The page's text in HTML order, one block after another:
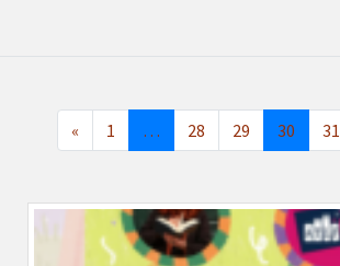
« 1 … 28 29 30 31